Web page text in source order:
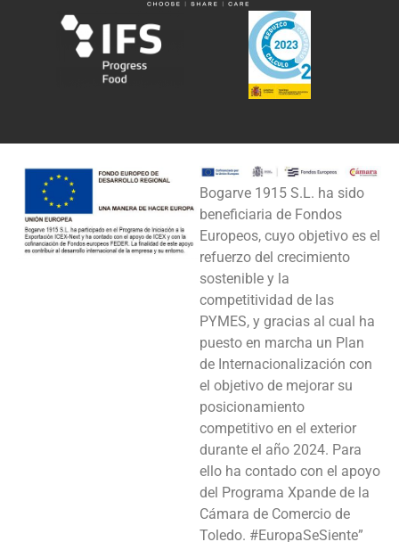
Bogarve 1915 S.L. ha sido
beneficiaria de Fondos
Europeos, cuyo objetivo es el
refuerzo del crecimiento
sostenible y la
competitividad de las
PYMES, y gracias al cual ha
puesto en marcha un Plan
de Internacionalización con
el objetivo de mejorar su
posicionamiento
competitivo en el exterior
durante el año 2024. Para
ello ha contado con el apoyo
del Programa Xpande de la
Cámara de Comercio de
Toledo. #EuropaSeSiente”